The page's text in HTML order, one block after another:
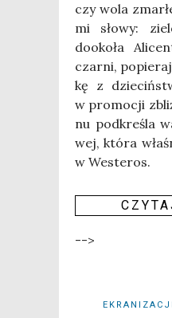
czy wola
mi sło­wy:
dooko­ła
czar­ni,
kę z
w pro­mo­cji
nu pod­kre­śla
wej, któ­ra
w Weste­ros.
-->